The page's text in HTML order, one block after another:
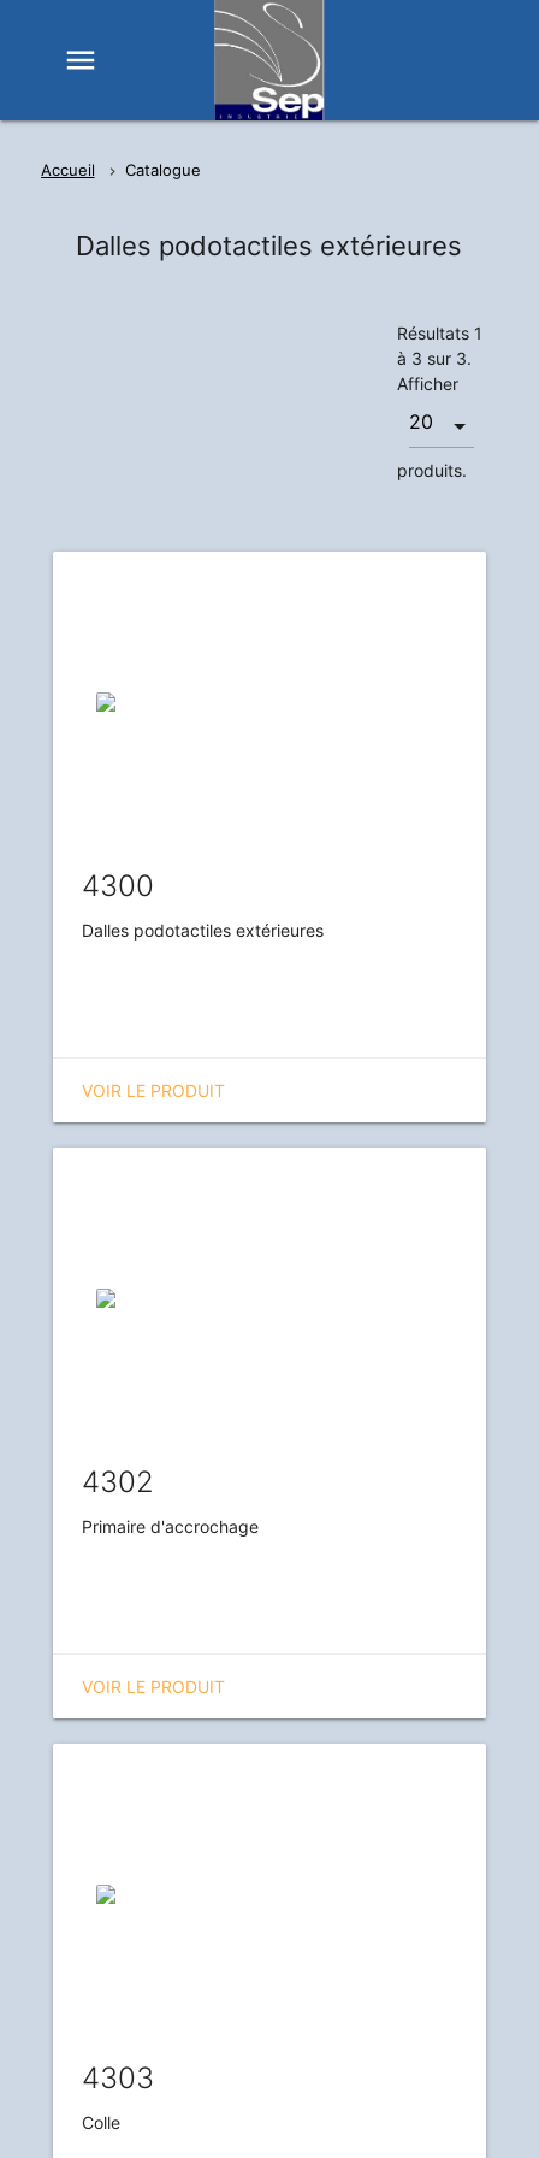
menu
Accueil Catalogue
Dalles podotactiles extérieures
Résultats 1
à 3 sur 3.
Afficher
produits.
4300
Dalles podotactiles extérieures
VOIR LE PRODUIT
4302
Primaire d'accrochage
VOIR LE PRODUIT
4303
Colle